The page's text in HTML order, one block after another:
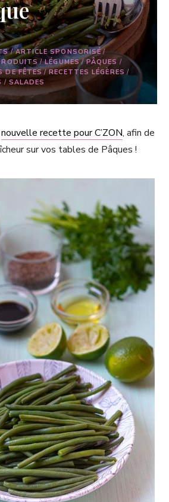
/ARTICLE SPONSORISÉ/
/LÉGUMES/PÂQUES /
DE FÊTES/RECETTES LÉGÈRES /
/ SALADES
nouvelle recette pour C’ZON, afin de
sur vos tables de Pâques !